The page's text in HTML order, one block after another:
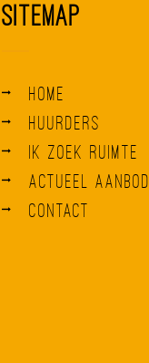
Sitemap
Home
Huurders
Ik zoek ruimte
Actueel aanbod
Contact